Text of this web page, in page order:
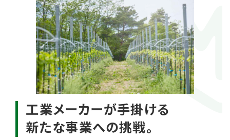
工業メーカーが手掛ける
新たな事業への挑戦。